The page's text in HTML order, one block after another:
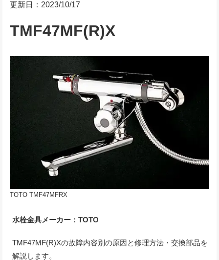
更新日：2023/10/17
TMF47MF(R)X
TOTO TMF47MFRX
水栓金具メーカー：TOTO
TMF47MF(R)Xの故障内容別の原因と修理方法・交換部品を
解説します。